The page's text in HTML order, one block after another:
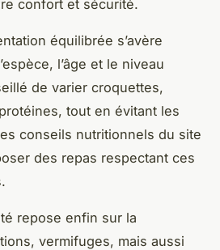
confort et sécurité.
équilibrée s’avère
l’âge et le niveau
de varier croquettes,
tout en évitant les
conseils nutritionnels du site
des repas respectant ces
repose enfin sur la
vermifuges, mais aussi